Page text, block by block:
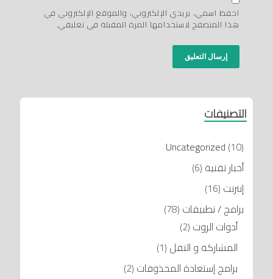
احفظ اسمي، بريدي الإلكتروني، والموقع الإلكتروني في
هذا المتصفح لاستخدامها المرة المقبلة في تعليقي.
التصنيفات
Uncategorized (10)
أخبار تقنية (6)
إنترنت (16)
برامج / تطبيقات (78)
أدوات الروت (2)
المشاركة و النقل (1)
برامج إستعادة المحذوفات (2)